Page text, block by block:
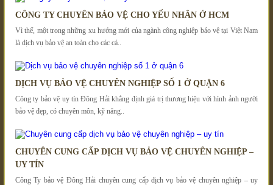
CÔNG TY CHUYÊN BẢO VỆ CHO YẾU NHÂN Ở HCM
Vì thế, một trong những xu hướng mới của ngành công nghiệp bảo vệ tại Việt Nam
là dịch vụ bảo vệ an toàn cho các cá..
DỊCH VỤ BẢO VỆ CHUYÊN NGHIỆP SỐ 1 Ở QUẬN 6
Công ty bảo vệ uy tín Đông Hải khẳng định giá trị thương hiệu với hình ảnh người
bảo vệ đẹp, có chuyên môn, kỹ năng..
CHUYÊN CUNG CẤP DỊCH VỤ BẢO VỆ CHUYÊN NGHIỆP –
UY TÍN
Công Ty bảo vệ Đông Hải chuyên cung cấp dịch vụ bảo vệ chuyên nghiệp – uy